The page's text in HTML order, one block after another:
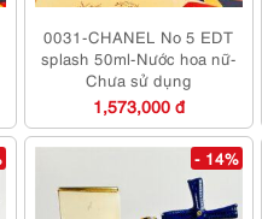
0031-CHANEL No 5 EDT
splash 50ml-Nước hoa nữ-
Chưa sử dụng
1,573,000 đ
- 14%